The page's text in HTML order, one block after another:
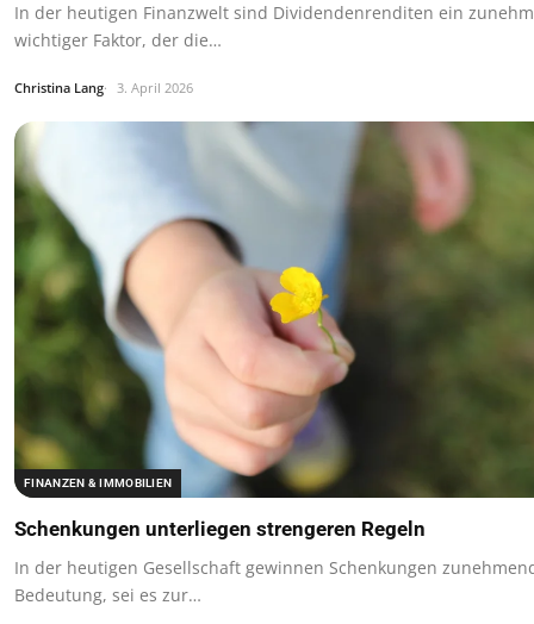
In der heutigen Finanzwelt sind Dividendenrenditen ein
wichtiger Faktor, der die…
Christina Lang 3. April 2026
FINANZEN & IMMOBILIEN
Schenkungen unterliegen strengeren Regeln
In der heutigen Gesellschaft gewinnen Schenkungen
Bedeutung, sei es zur…